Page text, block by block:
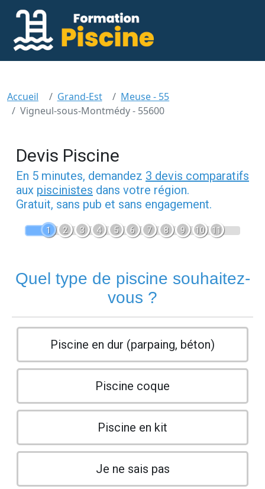
Accueil Grand-Est
Meuse - 55
Vigneul-sous-Montmédy - 55600
Devis Piscine
En 5 minutes, demandez 3 devis comparatifs
aux piscinistes dans votre région.
Gratuit, sans pub et sans engagement.
1 2 3 4 5 6 7 8 9 10 11
Quel type de piscine souhaitez-
vous ?
Piscine en dur (parpaing, béton)
Piscine coque
Piscine en kit
Je ne sais pas